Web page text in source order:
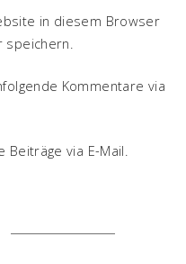
in diesem Browser
Kommentare via
via E-Mail.